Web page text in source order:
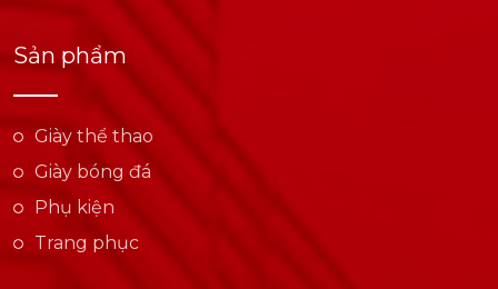
Sản phẩm
Giày thể thao
Giày bóng đá
Phụ kiện
Trang phục